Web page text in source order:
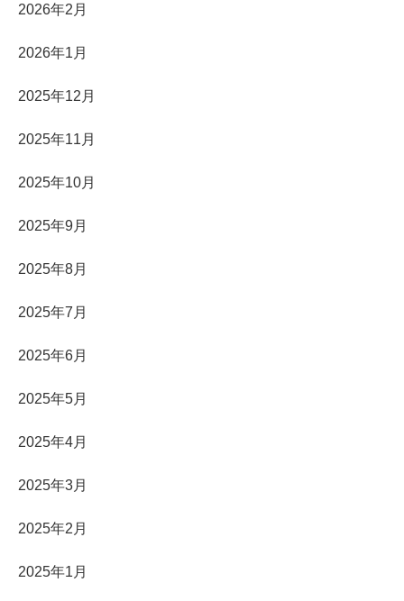
2026年2月
2026年1月
2025年12月
2025年11月
2025年10月
2025年9月
2025年8月
2025年7月
2025年6月
2025年5月
2025年4月
2025年3月
2025年2月
2025年1月